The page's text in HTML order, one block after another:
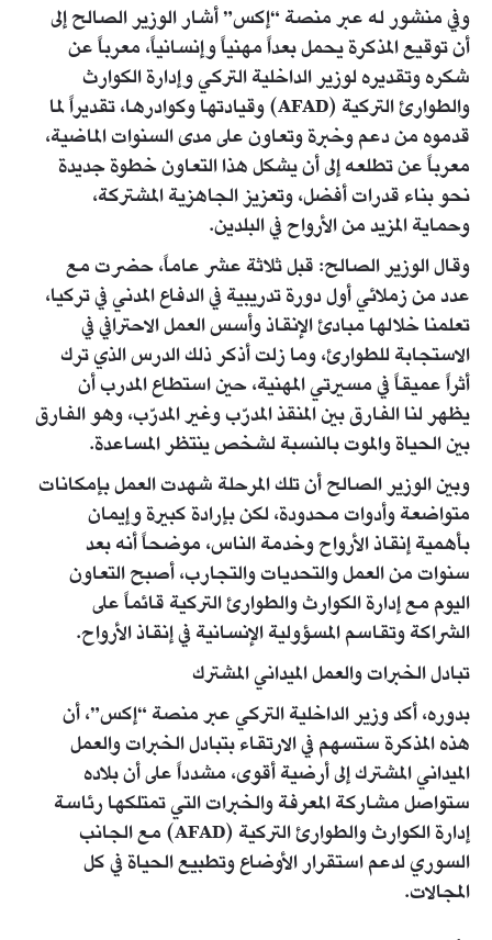
وفي منشور له عبر منصة “إكس” أشار الوزير الصالح ‏إلى
أن توقيع المذكرة يحمل بعداً مهنياً وإنسانياً، معرباً عن
شكره ‏وتقديره لوزير الداخلية التركي وإدارة الكوارث
والطوارئ ‏التركية (‏AFAD‏) وقيادتها وكوادرها، تقديراً لما
قدموه من دعم ‏وخبرة وتعاون على مدى السنوات الماضية،
معرباً عن تطلعه ‏إلى أن يشكل هذا التعاون خطوة جديدة
نحو بناء قدرات أفضل، ‏وتعزيز الجاهزية المشتركة،
وحماية المزيد من الأرواح في ‏البلدين.‏
وقال الوزير الصالح: قبل ثلاثة عشر عاماً، حضرت مع
عدد ‏من زملائي أول دورة تدريبية في الدفاع المدني في تركيا،
‏تعلمنا خلالها مبادئ الإنقاذ وأسس العمل الاحترافي في
‏الاستجابة للطوارئ، وما زلت أذكر ذلك الدرس الذي ترك
أثراً ‏عميقاً في مسيرتي المهنية، حين استطاع المدرب أن
يظهر لنا ‏الفارق بين المنقذ المدرّب وغير المدرّب، وهو الفارق
بين الحياة ‏والموت بالنسبة لشخص ينتظر المساعدة.‏
وبين الوزير الصالح أن تلك المرحلة شهدت العمل بإمكانات
‏متواضعة وأدوات محدودة، لكن بإرادة كبيرة وإيمان
بأهمية ‏إنقاذ الأرواح وخدمة الناس، موضحاً أنه بعد
سنوات من العمل ‏والتحديات والتجارب، أصبح التعاون
اليوم مع إدارة الكوارث ‏والطوارئ التركية قائماً على
الشراكة وتقاسم المسؤولية ‏الإنسانية في إنقاذ الأرواح.‏
‏تبادل الخبرات والعمل الميداني المشترك
بدوره، أكد وزير الداخلية التركي عبر منصة “إكس”، أن
هذه ‏المذكرة ستسهم في الارتقاء بتبادل الخبرات والعمل
الميداني ‏المشترك إلى أرضية أقوى، مشدداً على أن بلاده
ستواصل ‏مشاركة المعرفة والخبرات التي تمتلكها رئاسة
إدارة الكوارث ‏والطوارئ التركية (‏AFAD‏) مع الجانب
السوري لدعم استقرار ‏الأوضاع وتطبيع الحياة في كل
المجالات.‏